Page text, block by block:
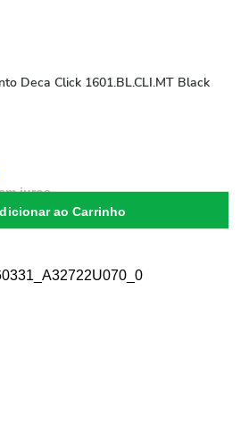
Deca Click 1601.BL.CLI.MT Black
juros
ao Carrinho